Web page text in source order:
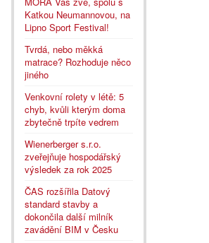
Katkou Neumannovou, na
Lipno Sport Festival!
Tvrdá, nebo měkká
matrace? Rozhoduje něco
jiného
Venkovní rolety v létě: 5
chyb, kvůli kterým doma
zbytečně trpíte vedrem
Wienerberger s.r.o.
zveřejňuje hospodářský
výsledek za rok 2025
ČAS rozšířila Datový
standard stavby a
dokončila další milník
zavádění BIM v Česku